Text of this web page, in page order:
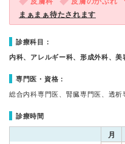
まぁまぁ待たされます
診療科目：
内科、アレルギー科、形成外科、
専門医・資格：
総合内科専門医、腎臓専門医、透
診療時間
月